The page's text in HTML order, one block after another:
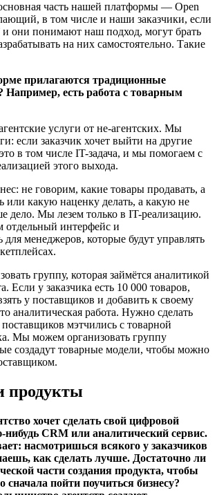
часть нашей платформы — Open
в том числе и наши заказчики, если
и они понимают наш подход, могут брать
на них самостоятельно. Такие
прилагаются традиционные
Например, есть работа с товарным
услуги от не-агентских. Мы
если заказчик хочет выйти на другие
в том числе IT-задача, и мы помогаем с
этого выхода.
не говорим, какие товары продавать, а
или какую наценку делать, а какую не
дело. Мы лезем только в IT-реализацию.
отдельный интерфейс и
менеджеров, которые будут управлять
группу, которая займётся аналитикой
Если у заказчика есть 10 000 товаров,
у поставщиков и добавить к своему
аналитическая работа. Нужно сделать
мэтчились с товарной
Мы можем организовать группу
создадут товарные модели, чтобы можно
продукты
хочет сделать свой цифровой
CRM или аналитический сервис.
насмотришься всякого у заказчиков
как сделать лучше. Достаточно ли
части создания продукта, чтобы
сначала пойти поучиться бизнесу?